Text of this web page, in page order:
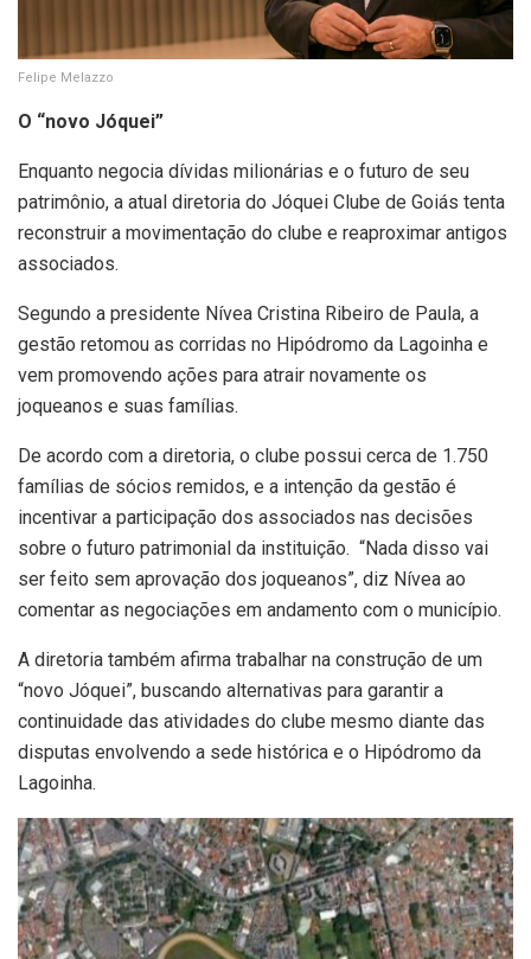
Felipe Melazzo
O “novo Jóquei”
Enquanto negocia dívidas milionárias e o futuro de seu
patrimônio, a atual diretoria do Jóquei Clube de Goiás tenta
reconstruir a movimentação do clube e reaproximar antigos
associados.
Segundo a presidente Nívea Cristina Ribeiro de Paula, a
gestão retomou as corridas no Hipódromo da Lagoinha e
vem promovendo ações para atrair novamente os
joqueanos e suas famílias.
De acordo com a diretoria, o clube possui cerca de 1.750
famílias de sócios remidos, e a intenção da gestão é
incentivar a participação dos associados nas decisões
sobre o futuro patrimonial da instituição. “Nada disso vai
ser feito sem aprovação dos joqueanos”, diz Nívea ao
comentar as negociações em andamento com o município.
A diretoria também afirma trabalhar na construção de um
“novo Jóquei”, buscando alternativas para garantir a
continuidade das atividades do clube mesmo diante das
disputas envolvendo a sede histórica e o Hipódromo da
Lagoinha.